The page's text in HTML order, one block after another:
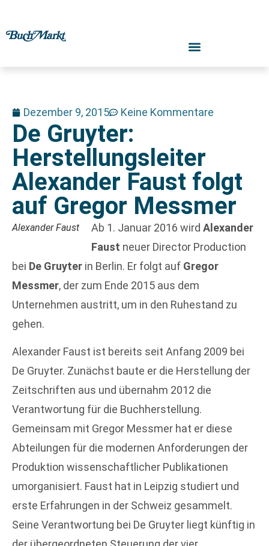
Dezember 9, 2015 Keine Kommentare
De Gruyter:
Herstellungsleiter
Alexander Faust folgt
auf Gregor Messmer
Alexander Faust Ab 1. Januar 2016 wird Alexander
Faust neuer Director Production
bei De Gruyter in Berlin. Er folgt auf Gregor
Messmer, der zum Ende 2015 aus dem
Unternehmen austritt, um in den Ruhestand zu
gehen.
Alexander Faust ist bereits seit Anfang 2009 bei
De Gruyter. Zunächst baute er die Herstellung der
Zeitschriften aus und übernahm 2012 die
Verantwortung für die Buchherstellung.
Gemeinsam mit Gregor Messmer hat er diese
Abteilungen für die modernen Anforderungen der
Produktion wissenschaftlicher Publikationen
umorganisiert. Faust hat in Leipzig studiert und
erste Erfahrungen in der Schweiz gesammelt.
Seine Verantwortung bei De Gruyter liegt künftig in